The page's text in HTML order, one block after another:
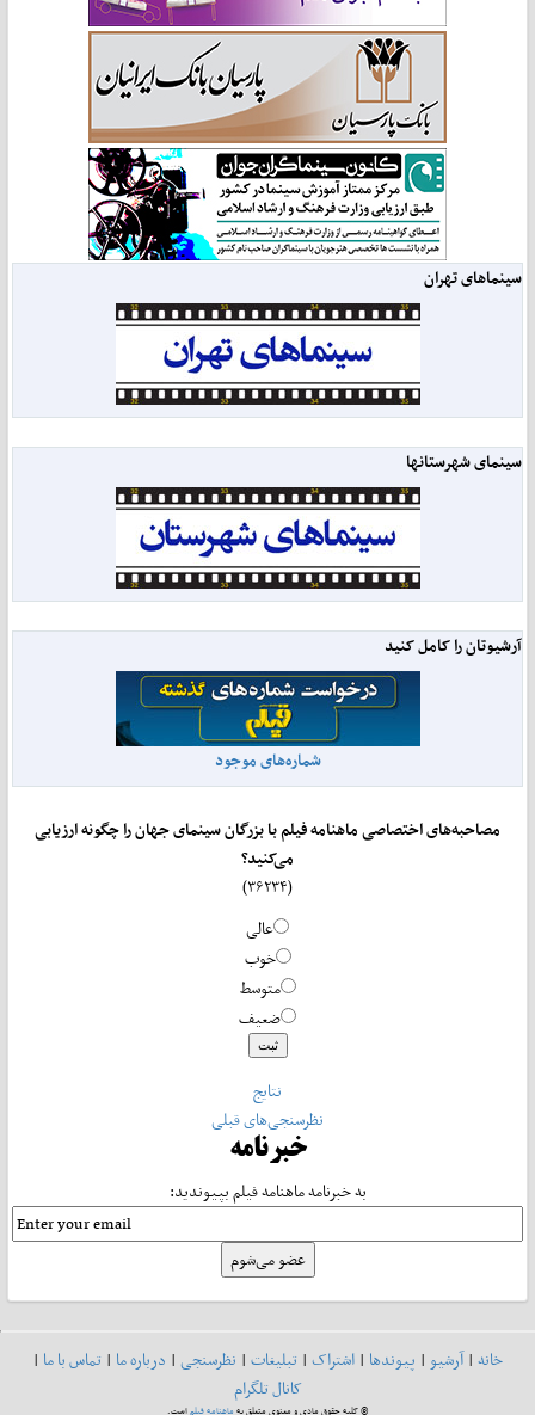
سینماهای تهران
سینمای شهرستانها
آرشیوتان را کامل کنید
شماره‌های موجود
مصاحبه‌های اختصاصی ماهنامه فیلم با بزرگان سینمای جهان را چگونه ارزیابی
می‌کنید؟
عالی
خوب
متوسط
ضعیف
نتایج
نظرسنجی‌های قبلی
خبرنامه
به خبرنامه ماهنامه فیلم بپیوندید:
خانه|آرشیو| پیوندها| اشتراک| تبلیغات| نظرسنجی| درباره ما| تماس با ما|
کانال تلگرام
© کلیه حقوق مادی و معنوی متعلق بهماهنامه فیلماست.